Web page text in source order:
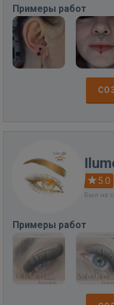
Примеры работ
5.0
Был на
Примеры работ